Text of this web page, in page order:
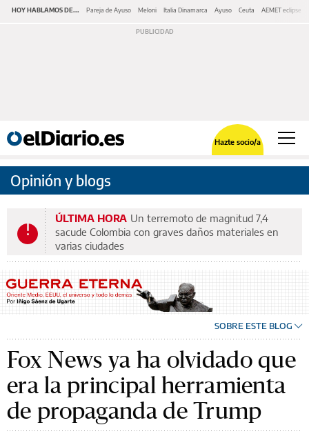
HOY HABLAMOS DE... Pareja de Ayuso Meloni Italia Dinamarca Ayuso Ceuta AEMET eclipse
Hazte socio/a
Opinión y blogs
ÚLTIMA HORA Un terremoto de magnitud 7,4
sacude Colombia con graves daños materiales en
varias ciudades
SOBRE ESTE BLOG
Fox News ya ha olvidado que
era la principal herramienta
de propaganda de Trump